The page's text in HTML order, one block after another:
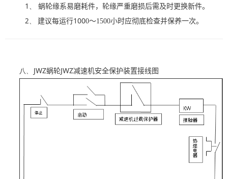
1、 蜗轮缘系易磨耗件，轮缘严重磨损后需及时更换新件。
2、 建议每运行1000～1500小时应彻底检查并保养一次。
八、 JWZ蜗轮JWZ减速机安全保护装置接线图